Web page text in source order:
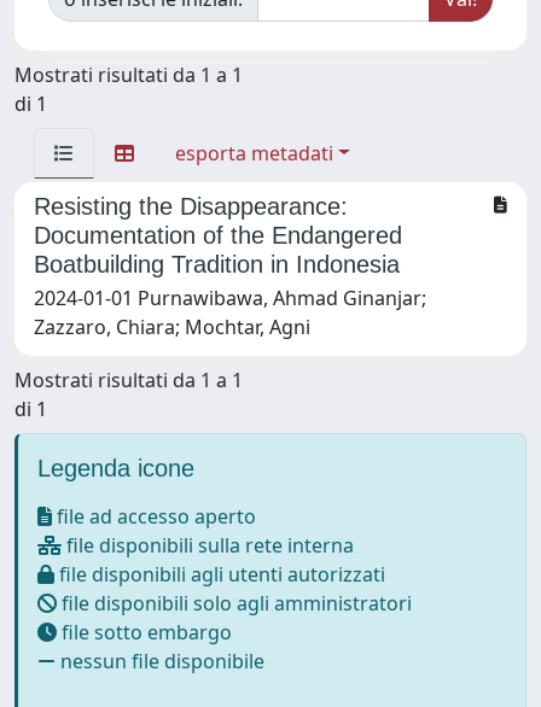
Mostrati risultati da 1 a 1
di 1
esporta metadati
Resisting the Disappearance:
Documentation of the Endangered
Boatbuilding Tradition in Indonesia
2024-01-01 Purnawibawa, Ahmad Ginanjar;
Zazzaro, Chiara; Mochtar, Agni
Mostrati risultati da 1 a 1
di 1
Legenda icone
file ad accesso aperto
file disponibili sulla rete interna
file disponibili agli utenti autorizzati
file disponibili solo agli amministratori
file sotto embargo
nessun file disponibile